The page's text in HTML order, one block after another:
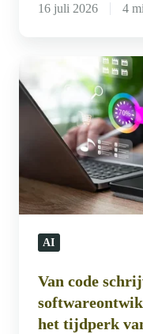
16 juli 2026 4
code
schrijven
voeren:
softwareontwikkeling
tijdperk
van
AI
Van code
het tijdperk